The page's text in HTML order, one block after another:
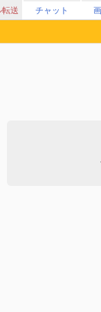
転送 チャット